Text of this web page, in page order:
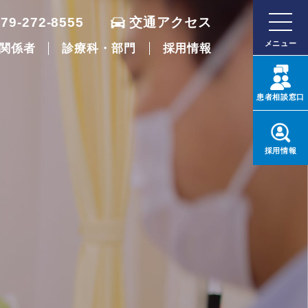
272-8555 交通アクセス
係者 診療科・部門 採用情報 メニュー
患者相談窓口
採用情報